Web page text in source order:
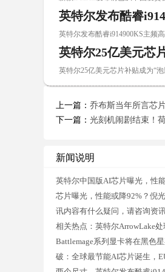
英特尔发布酷睿
英特尔发布酷睿i914900KS主频
英特尔25亿美元芯
英特尔25亿美元芯片补贴成为“
上一篇： 乔布斯当年所言芯
下一篇： 光刻机闹剧结束！
新闻说明
英特尔中国版AI芯片曝光，性
芯片曝光，性能或降92%？倪
讯内容有什么疑问，请咨询资讯
相关热点：英特尔ArrowLake
Battlemage系列显卡将在黑色
破：全球最节能AI芯片诞生，